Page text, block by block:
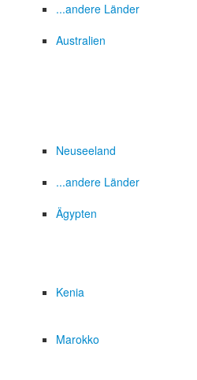
...andere Länder
Australien
Neuseeland
...andere Länder
Ägypten
Kenia
Marokko